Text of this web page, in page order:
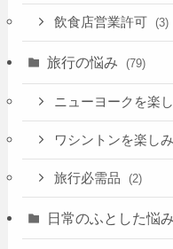
飲食店営業許可 (3)
旅行の悩み (79)
ニューヨークを楽
ワシントンを楽し
旅行必需品 (2)
日常のふとした悩み